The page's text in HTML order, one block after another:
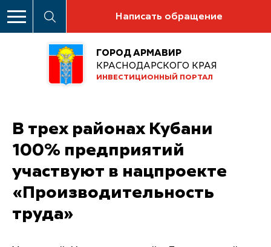
Написать обращение
ГОРОД АРМАВИР
КРАСНОДАРСКОГО КРАЯ
ИНВЕСТИЦИОННЫЙ ПОРТАЛ
В трех районах Кубани
100% предприятий
участвуют в нацпроекте
«Производительность
труда»